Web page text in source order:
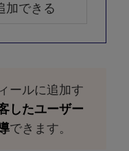
加できる
ールに追加す
したユーザー
できます。